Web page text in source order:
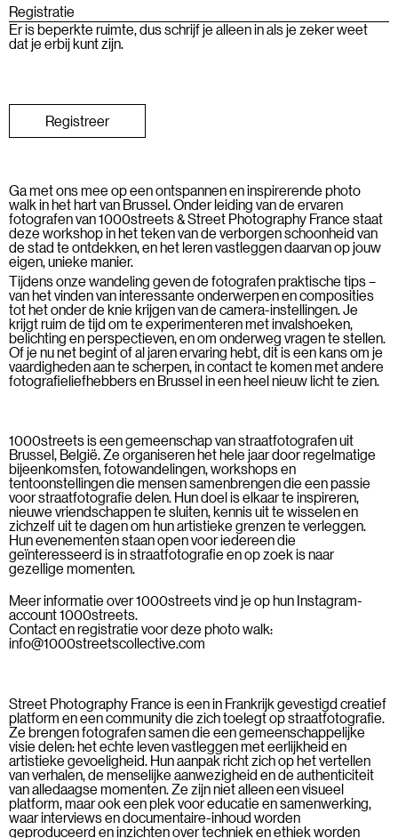
Registratie
Er is beperkte ruimte, dus schrijf je alleen in als je zeker weet
dat je erbij kunt zijn.
Registreer
Ga met ons mee op een ontspannen en inspirerende photo
walk in het hart van Brussel. Onder leiding van de ervaren
fotografen van 1000streets & Street Photography France staat
deze workshop in het teken van de verborgen schoonheid van
de stad te ontdekken, en het leren vastleggen daarvan op jouw
eigen, unieke manier.
Tijdens onze wandeling geven de fotografen praktische tips –
van het vinden van interessante onderwerpen en composities
tot het onder de knie krijgen van de camera-instellingen. Je
krijgt ruim de tijd om te experimenteren met invalshoeken,
belichting en perspectieven, en om onderweg vragen te stellen.
Of je nu net begint of al jaren ervaring hebt, dit is een kans om je
vaardigheden aan te scherpen, in contact te komen met andere
fotografieliefhebbers en Brussel in een heel nieuw licht te zien.
1000streets is een gemeenschap van straatfotografen uit
Brussel, België. Ze organiseren het hele jaar door regelmatige
bijeenkomsten, fotowandelingen, workshops en
tentoonstellingen die mensen samenbrengen die een passie
voor straatfotografie delen. Hun doel is elkaar te inspireren,
nieuwe vriendschappen te sluiten, kennis uit te wisselen en
zichzelf uit te dagen om hun artistieke grenzen te verleggen.
Hun evenementen staan open voor iedereen die
geïnteresseerd is in straatfotografie en op zoek is naar
gezellige momenten.
Meer informatie over 1000streets vind je op hun Instagram-
account1000streets.
Contact en registratie voor deze photo walk:
info@1000streetscollective.com
Street Photography France is een in Frankrijk gevestigd creatief
platform en een community die zich toelegt op straatfotografie.
Ze brengen fotografen samen die een gemeenschappelijke
visie delen: het echte leven vastleggen met eerlijkheid en
artistieke gevoeligheid. Hun aanpak richt zich op het vertellen
van verhalen, de menselijke aanwezigheid en de authenticiteit
van alledaagse momenten. Ze zijn niet alleen een visueel
platform, maar ook een plek voor educatie en samenwerking,
waar interviews en documentaire-inhoud worden
geproduceerd en inzichten over techniek en ethiek worden